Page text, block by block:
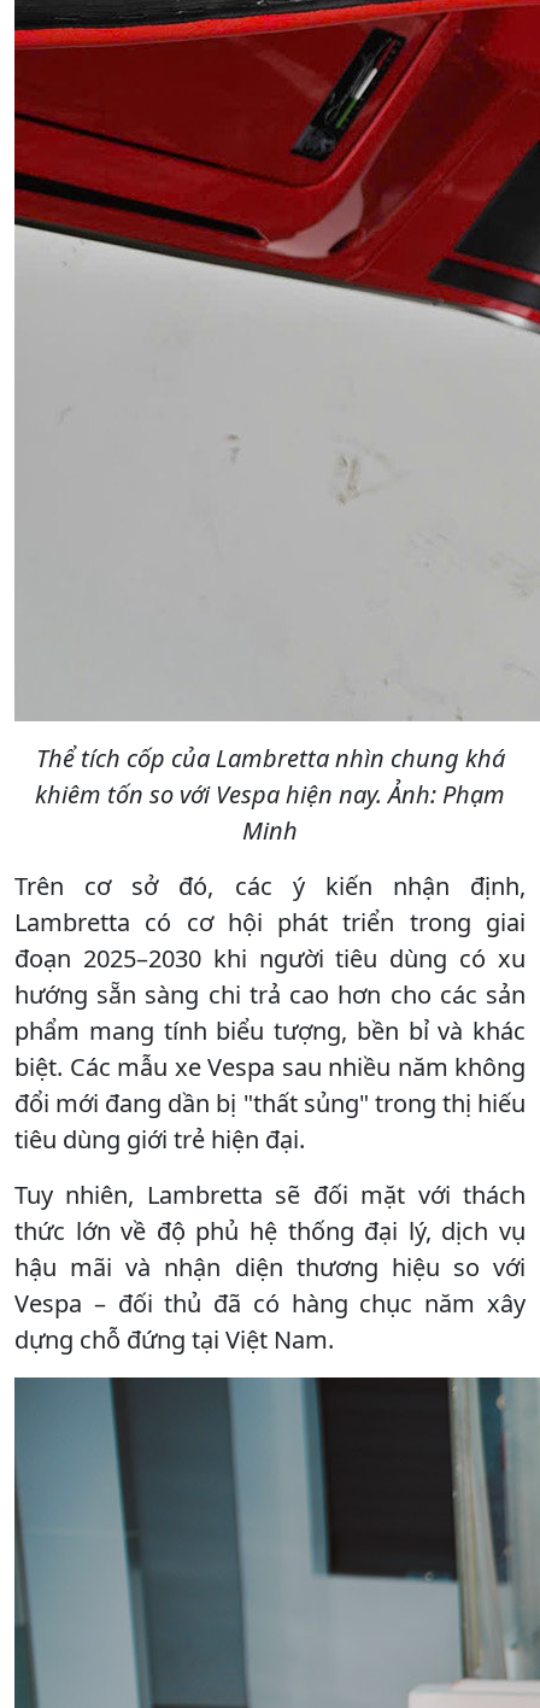
Thể tích cốp của Lambretta nhìn chung khá
khiêm tốn so với Vespa hiện nay. Ảnh: Phạm
Minh
Trên cơ sở đó, các ý kiến nhận định,
Lambretta có cơ hội phát triển trong giai
đoạn 2025–2030 khi người tiêu dùng có xu
hướng sẵn sàng chi trả cao hơn cho các sản
phẩm mang tính biểu tượng, bền bỉ và khác
biệt. Các mẫu xe Vespa sau nhiều năm không
đổi mới đang dần bị "thất sủng" trong thị hiếu
tiêu dùng giới trẻ hiện đại.
Tuy nhiên, Lambretta sẽ đối mặt với thách
thức lớn về độ phủ hệ thống đại lý, dịch vụ
hậu mãi và nhận diện thương hiệu so với
Vespa – đối thủ đã có hàng chục năm xây
dựng chỗ đứng tại Việt Nam.